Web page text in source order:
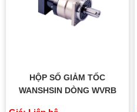
HỘP SỐ GIẢM TỐC
WANSHSIN DÒNG WVRB